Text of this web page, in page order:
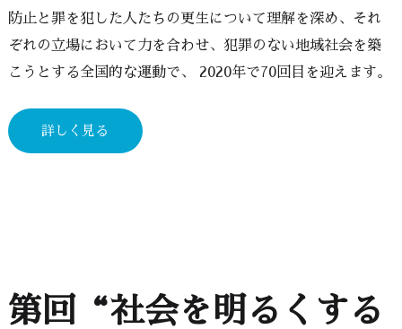
防止と罪を犯した人たちの更生について理解を深め、それ
ぞれの立場において力を合わせ、犯罪のない地域社会を築
こうとする全国的な運動で、 2020年で70回目を迎えます。
詳しく見る
第回“社会を明るくする